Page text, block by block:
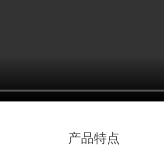
产品特点